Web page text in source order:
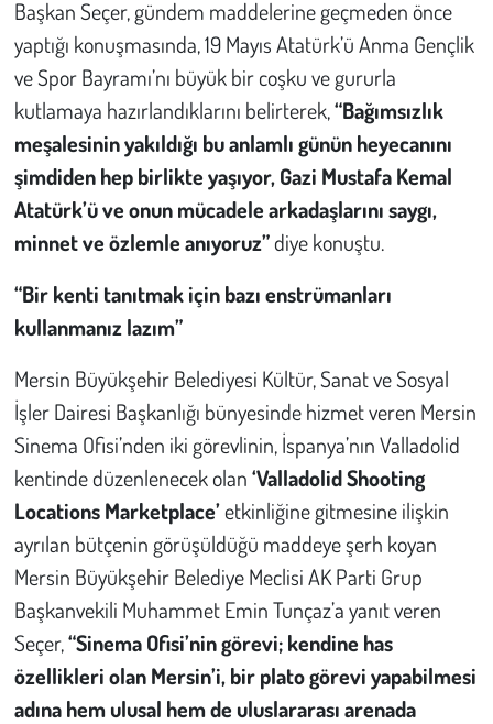
Başkan Seçer, gündem maddelerine geçmeden önce
yaptığı konuşmasında, 19 Mayıs Atatürk’ü Anma Gençlik
ve Spor Bayramı’nı büyük bir coşku ve gururla
kutlamaya hazırlandıklarını belirterek,“Bağımsızlık
meşalesinin yakıldığı bu anlamlı günün heyecanını
şimdiden hep birlikte yaşıyor, Gazi Mustafa Kemal
Atatürk’ü ve onun mücadele arkadaşlarını saygı,
minnet ve özlemle anıyoruz”diye konuştu.
“Bir kenti tanıtmak için bazı enstrümanları
kullanmanız lazım”
Mersin Büyükşehir Belediyesi Kültür, Sanat ve Sosyal
İşler Dairesi Başkanlığı bünyesinde hizmet veren Mersin
Sinema Ofisi’nden iki görevlinin, İspanya’nın Valladolid
kentinde düzenlenecek olan‘Valladolid Shooting
Locations Marketplace’etkinliğine gitmesine ilişkin
ayrılan bütçenin görüşüldüğü maddeye şerh koyan
Mersin Büyükşehir Belediye Meclisi AK Parti Grup
Başkanvekili Muhammet Emin Tunçaz’a yanıt veren
Seçer,“Sinema Ofisi’nin görevi; kendine has
özellikleri olan Mersin’i, bir plato görevi yapabilmesi
adına hem ulusal hem de uluslararası arenada